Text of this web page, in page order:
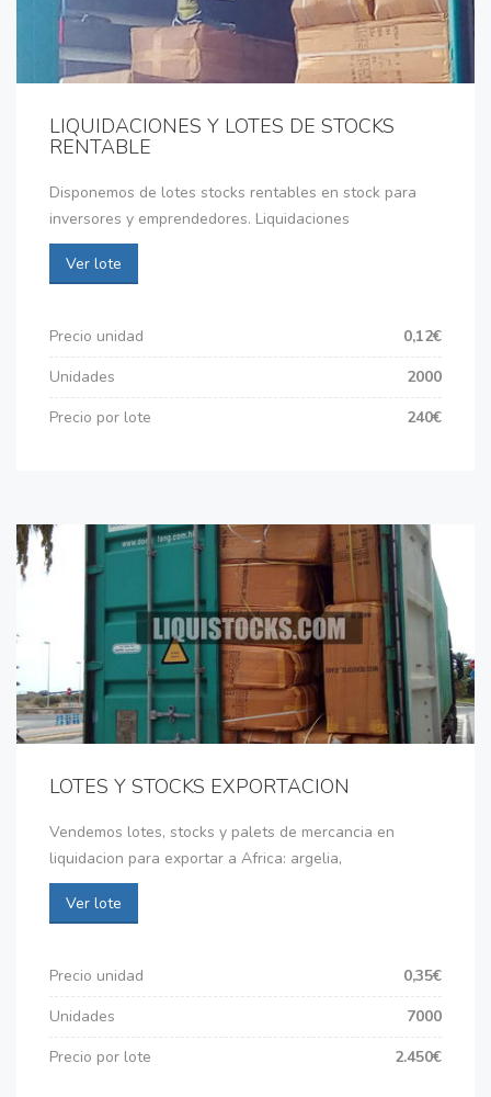
LIQUIDACIONES Y LOTES DE STOCKS
RENTABLE
Disponemos de lotes stocks rentables en stock para
inversores y emprendedores. Liquidaciones
Ver lote
Precio unidad
0,12€
Unidades
2000
Precio por lote
240€
LOTES Y STOCKS EXPORTACION
Vendemos lotes, stocks y palets de mercancia en
liquidacion para exportar a Africa: argelia,
Ver lote
Precio unidad
0,35€
Unidades
7000
Precio por lote
2.450€